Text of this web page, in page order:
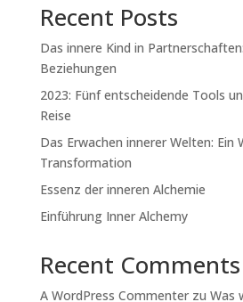
Recent Posts
Das innere Kind in
Beziehungen
2023: Fünf entscheidende Tools
Reise
Das Erwachen innerer Welten: Ein
Transformation
Essenz der inneren Alchemie
Einführung Inner Alchemy
Recent Comments
A WordPress Commenterzu Was